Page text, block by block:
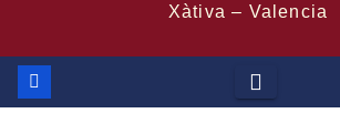
Xàtiva – Valencia